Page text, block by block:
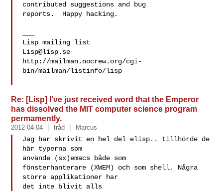
contributed suggestions and bug
reports.  Happy hacking.
Lisp@lisp.se
http://mailman.nocrew.org/cgi-
bin/mailman/listinfo/lisp
Re: [Lisp] I've just received word that the Emperor
has dissolved the MIT computer science program
permamently.
2012-04-04 tråd Marcus
Jag har skrivit en hel del elisp.. tillhörde de
här typerna som
använde (sx)emacs både som
fönsterhanterare (XWEM) och som shell. Några
större applikationer har
det inte blivit alls